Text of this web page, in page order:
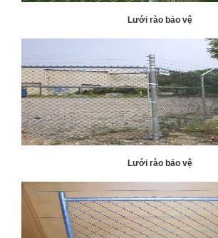
Lưới rào bảo vệ
Lưới rào bảo vệ